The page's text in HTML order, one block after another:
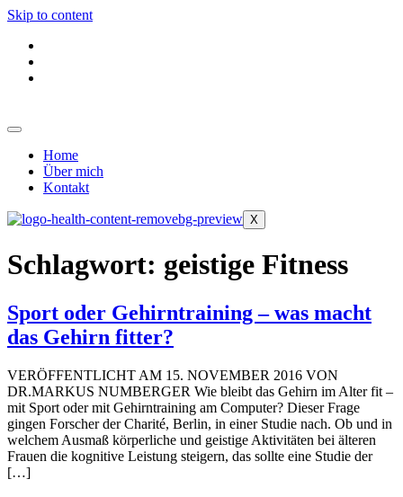
Skip to content
Home
Über mich
Kontakt
X
Schlagwort: geistige Fitness
Sport oder Gehirntraining – was macht
das Gehirn fitter?
VERÖFFENTLICHT AM 15. NOVEMBER 2016 VON
DR.MARKUS NUMBERGER Wie bleibt das Gehirn im Alter fit –
mit Sport oder mit Gehirntraining am Computer? Dieser Frage
gingen Forscher der Charité, Berlin, in einer Studie nach. Ob und in
welchem Ausmaß körperliche und geistige Aktivitäten bei älteren
Frauen die kognitive Leistung steigern, das sollte eine Studie der
[…]